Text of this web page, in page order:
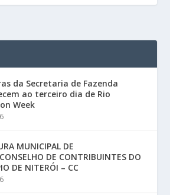
da Secretaria de Fazenda
ao terceiro dia de Rio
Week
MUNICIPAL DE
DE CONTRIBUINTES DO
DE NITERÓI – CC